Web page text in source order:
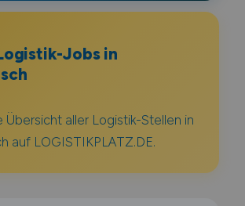
Jobs in
Übersicht aller Logistik-Stellen in
auf LOGISTIKPLATZ.DE.